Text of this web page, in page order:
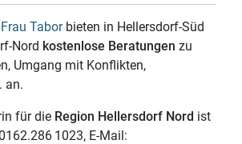
Frau Taborbieten in Hellersdorf-Süd
Nord kostenlose Beratungen zu
Umgang mit Konflikten,
an.
für die Region Hellersdorf Nord ist
1023, E-Mail: